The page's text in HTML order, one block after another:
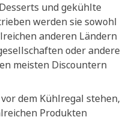
und gekühlte
werden sie sowohl
anderen Ländern
oder andere
meisten Discountern
dem Kühlregal stehen,
Produkten